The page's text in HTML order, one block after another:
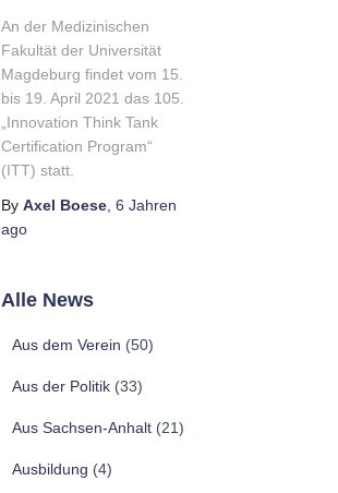
An der Medizinischen
Fakultät der Universität
Magdeburg findet vom 15.
bis 19. April 2021 das 105.
„Innovation Think Tank
Certification Program“
(ITT) statt.
By Axel Boese 6 Jahren
ago
Alle News
Aus dem Verein (50)
Aus der Politik (33)
Aus Sachsen-Anhalt (21)
Ausbildung (4)